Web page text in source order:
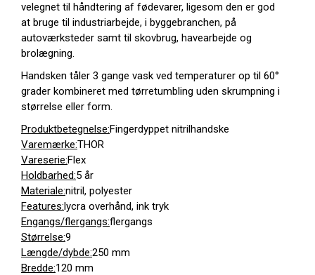
velegnet til håndtering af fødevarer, ligesom den er god
at bruge til industriarbejde, i byggebranchen, på
autoværksteder samt til skovbrug, havearbejde og
brolægning.
Handsken tåler 3 gange vask ved temperaturer op til 60°
grader kombineret med tørretumbling uden skrumpning i
størrelse eller form.
Produktbetegnelse:Fingerdyppet nitrilhandske
Varemærke:THOR
Vareserie:Flex
Holdbarhed:5 år
Materiale:nitril, polyester
Features:lycra overhånd, ink tryk
Engangs/flergangs:flergangs
Størrelse:9
Længde/dybde:250 mm
Bredde:120 mm